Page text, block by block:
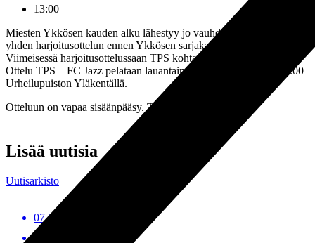
13:00
Miesten Ykkösen kauden alku lähestyy jo vauhdilla. TPS pelaa vielä
yhden harjoitusottelun ennen Ykkösen sarjakauden alkua.
Viimeisessä harjoitusottelussaan TPS kohtaa porilaisen FC Jazzin.
Ottelu TPS – FC Jazz pelataan lauantaina 8. huhtikuuta kello 14.00
Urheilupuiston Yläkentällä.
Otteluun on vapaa sisäänpääsy. Tervetuloa!
Lisää uutisia
Uutisarkisto
07.08.2026